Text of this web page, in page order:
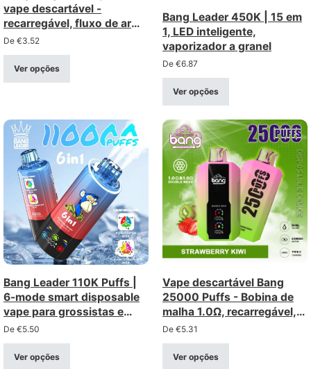
vape descartável -
recarregável, fluxo de ar
ajustável
De €3.52
Ver opções
Bang Leader 450K | 15 em
1, LED inteligente,
vaporizador a granel
De €6.87
Ver opções
Bang Leader 110K Puffs |
6-mode smart disposable
vape para grossistas e
distribuidores
De €5.50
Ver opções
Vape descartável Bang
25000 Puffs - Bobina de
malha 1.0Ω, recarregável,
visor
De €5.31
Ver opções